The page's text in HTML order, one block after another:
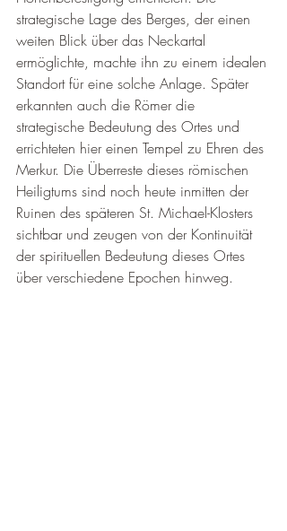
strategische Lage des Berges, der einen
weiten Blick über das Neckartal
ermöglichte, machte ihn zu einem idealen
Standort für eine solche Anlage. Später
erkannten auch die Römer die
strategische Bedeutung des Ortes und
errichteten hier einen Tempel zu Ehren des
Merkur. Die Überreste dieses römischen
Heiligtums sind noch heute inmitten der
Ruinen des späteren St. Michael-Klosters
sichtbar und zeugen von der Kontinuität
der spirituellen Bedeutung dieses Ortes
über verschiedene Epochen hinweg.